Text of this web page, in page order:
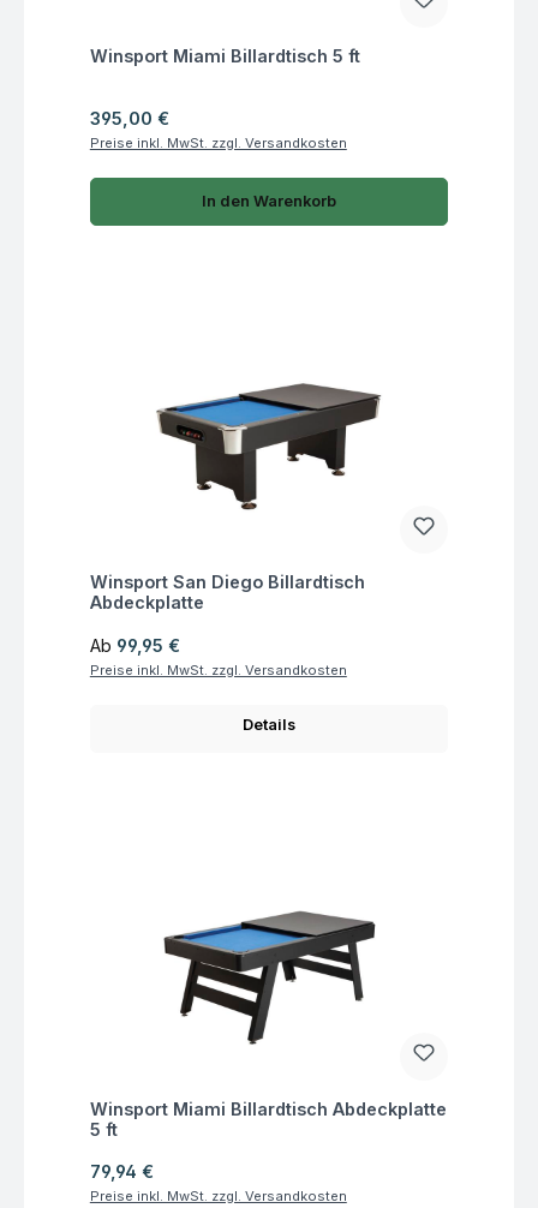
Fragen zum Artikel
Winsport Miami Billardtisch 5 ft
Regulärer Preis:
395,00 €
Preise inkl. MwSt. zzgl. Versandkosten
In den Warenkorb
Fragen zum Artikel
Winsport San Diego Billardtisch
Abdeckplatte
Regulärer Preis:
Ab 99,95 €
Preise inkl. MwSt. zzgl. Versandkosten
Details
Fragen zum Artikel
Winsport Miami Billardtisch Abdeckplatte
5 ft
Regulärer Preis:
79,94 €
Preise inkl. MwSt. zzgl. Versandkosten